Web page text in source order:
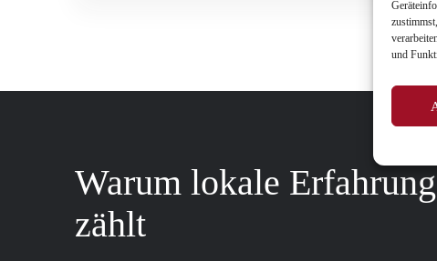
und
Warum lokale
zählt